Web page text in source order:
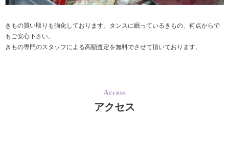
きもの買い取りも強化しております。タンスに眠っているきもの、何点からで
もご安心下さい。
きもの専門のスタッフによる高額査定を無料でさせて頂いております。
Access
アクセス